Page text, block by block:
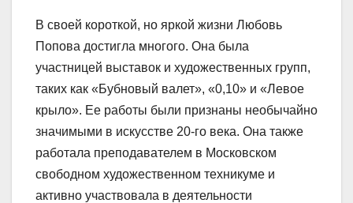
В своей короткой, но яркой жизни Любовь
Попова достигла многого. Она была
участницей выставок и художественных групп,
таких как «Бубновый валет», «0,10» и «Левое
крыло». Ее работы были признаны необычайно
значимыми в искусстве 20-го века. Она также
работала преподавателем в Московском
свободном художественном техникуме и
активно участвовала в деятельности